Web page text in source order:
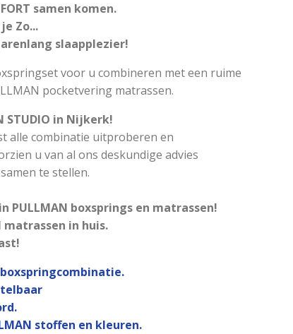
samen komen.
Zo...
jarenlang slaapplezier!
voor u combineren met een ruime
pocketvering matrassen.
STUDIO in Nijkerk!
alle combinatie uitproberen en
u van al ons deskundige advies
te stellen.
PULLMAN boxsprings en matrassen!
matrassen in huis.
boxspringcombinatie.
stoffen en kleuren.